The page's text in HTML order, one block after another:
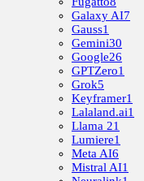
Galaxy AI7
Gauss1
Gemini30
Google26
GPTZero1
Grok5
Keyframer1
Lalaland.ai1
Llama 21
Lumiere1
Meta AI6
Mistral AI1